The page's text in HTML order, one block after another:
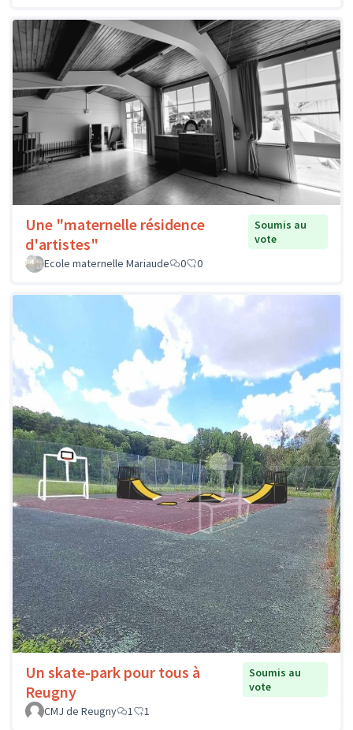
Une "maternelle résidence
d'artistes"
Soumis au
vote
Ecole maternelle Mariaude
0 0
Un skate-park pour tous à
Reugny
Soumis au
vote
CMJ de Reugny
1 1